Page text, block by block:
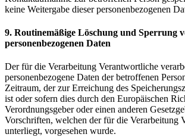
keine Weitergabe dieser personenbezogenen
9. Routinemäßige Löschung und Sperrung
personenbezogenen Daten
Der für die Verarbeitung Verantwortliche
personenbezogene Daten der betroffenen
Zeitraum, der zur Erreichung des
ist oder sofern dies durch den Europäischen
Verordnungsgeber oder einen anderen
Vorschriften, welchen der für die Verarbeitung
unterliegt, vorgesehen wurde.